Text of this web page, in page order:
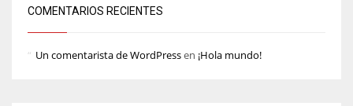
COMENTARIOS RECIENTES
Un comentarista de WordPressen ¡Hola mundo!